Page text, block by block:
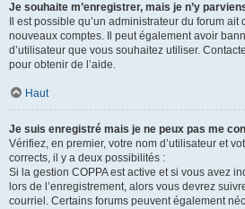
Je souhaite m’enregistrer, mais je n’y
Il est possible qu’un administrateur du forum
nouveaux comptes. Il peut également avoir
d’utilisateur que vous souhaitez utiliser.
pour obtenir de l’aide.
Haut
Je suis enregistré mais je ne peux pas me
Vérifiez, en premier, votre nom d’utilisateur et
corrects, il y a deux possibilités :
Si la gestion COPPA est active et si vous avez
lors de l’enregistrement, alors vous devrez
courriel. Certains forums peuvent également